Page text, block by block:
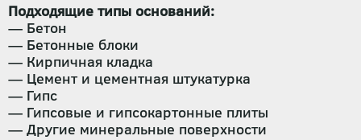
Подходящие типы оснований:
— Бетон
— Бетонные блоки
— Кирпичная кладка
— Цемент и цементная штукатурка
— Гипс
— Гипсовые и гипсокартонные плиты
— Другие минеральные поверхности